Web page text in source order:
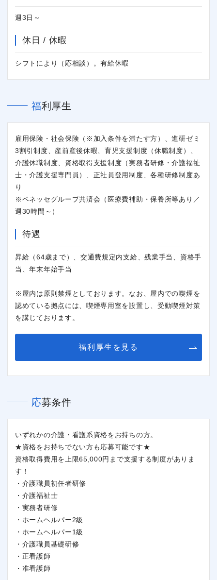
週3日～
休日 / 休暇
シフトにより（応相談）。有給休暇
福利厚生
雇用保険・社会保険（※加入条件を満たす方）、進研ゼミ
3割引制度、産前産後休暇、育児支援制度（休職制度）、
介護休職制度、資格取得支援制度（実務者研修・介護福祉
士・介護支援専門員）、正社員登用制度、各種研修制度あ
り
※ベネッセグループ共済会（医療費補助・保養所等あり／
週30時間～）
待遇
昇給（64歳まで）、交通費規定内支給、残業手当、資格手
当、年末年始手当
※屋内は原則禁煙としております。なお、屋内での喫煙を
認めている拠点には、喫煙専用室を設置し、受動喫煙対策
を講じております。
福利厚生を見る
応募条件
いずれかの介護・看護系資格をお持ちの方。
★資格をお持ちでない方も応募可能です★
資格取得費用を上限65,000円まで支援する制度がありま
す！
・介護職員初任者研修
・介護福祉士
・実務者研修
・ホームヘルパー2級
・ホームヘルパー1級
・介護職員基礎研修
・正看護師
・准看護師